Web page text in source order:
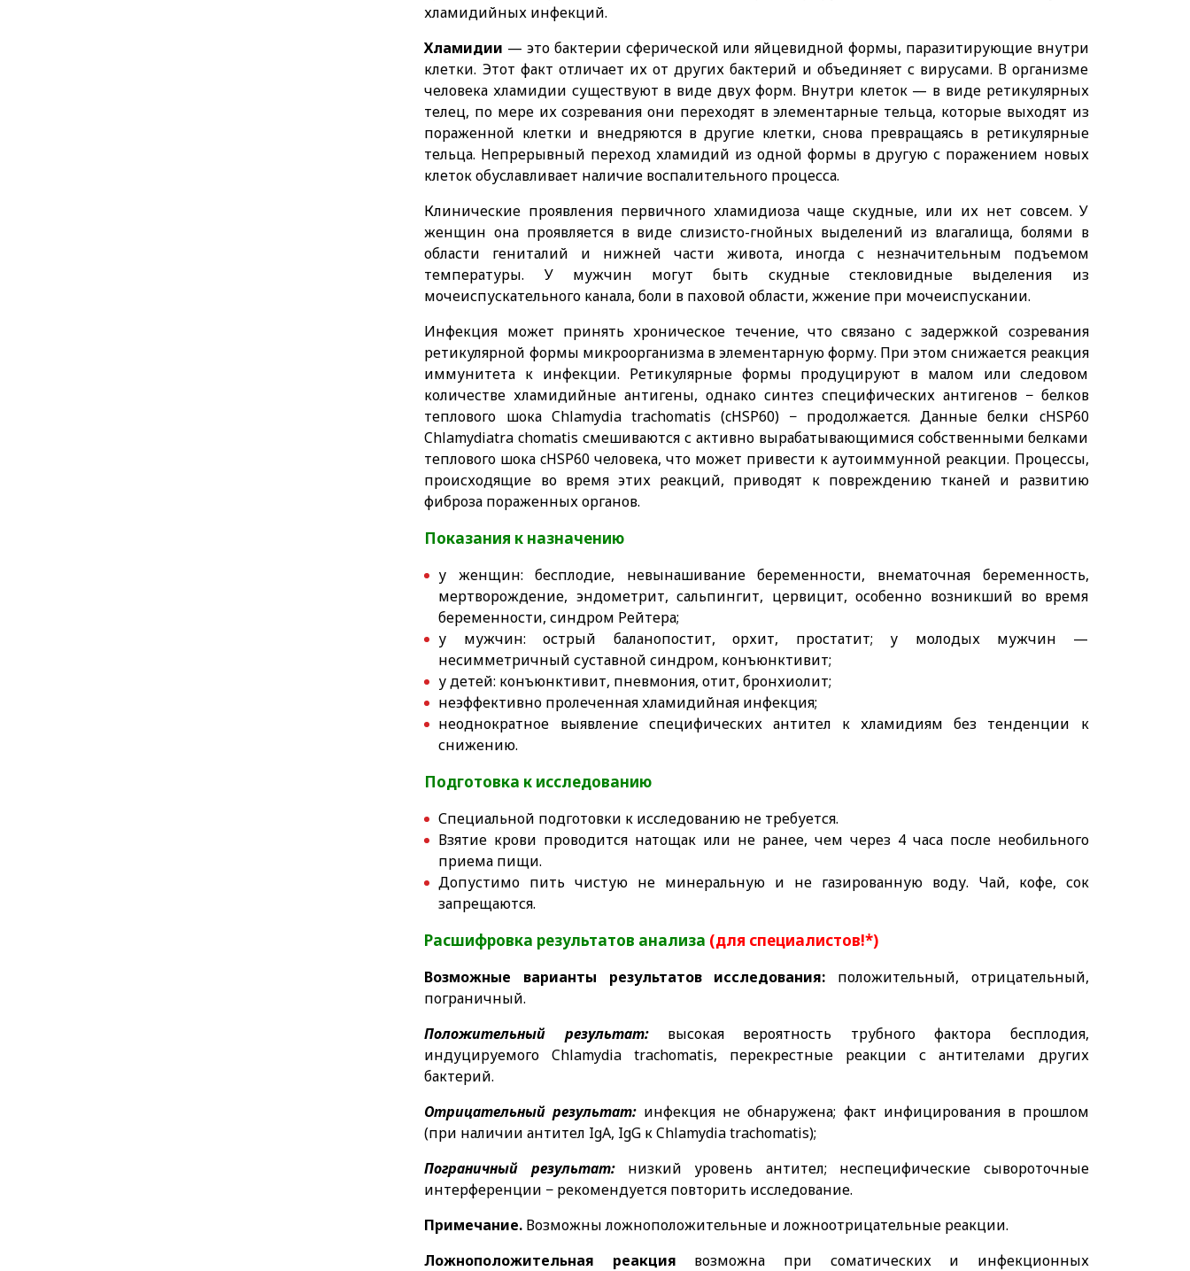
хламидийных инфекций.
Хламидии — это бактерии сферической или яйцевидной формы, паразитирующие внутри
клетки. Этот факт отличает их от других бактерий и объединяет с вирусами. В организме
человека хламидии существуют в виде двух форм. Внутри клеток — в виде ретикулярных
телец, по мере их созревания они переходят в элементарные тельца, которые выходят из
пораженной клетки и внедряются в другие клетки, снова превращаясь в ретикулярные
тельца. Непрерывный переход хламидий из одной формы в другую с поражением новых
клеток обуславливает наличие воспалительного процесса.
Клинические проявления первичного хламидиоза чаще скудные, или их нет совсем. У
женщин она проявляется в виде слизисто-гнойных выделений из влагалища, болями в
области гениталий и нижней части живота, иногда с незначительным подъемом
температуры. У мужчин могут быть скудные стекловидные выделения из
мочеиспускательного канала, боли в паховой области, жжение при мочеиспускании.
Инфекция может принять хроническое течение, что связано с задержкой созревания
ретикулярной формы микроорганизма в элементарную форму. При этом снижается реакция
иммунитета к инфекции. Ретикулярные формы продуцируют в малом или следовом
количестве хламидийные антигены, однако синтез специфических антигенов − белков
теплового шока Chlamydia trachomatis (cHSP60) − продолжается. Данные белки cHSP60
Chlamydiatra chomatis смешиваются с активно вырабатывающимися собственными белками
теплового шока cHSP60 человека, что может привести к аутоиммунной реакции. Процессы,
происходящие во время этих реакций, приводят к повреждению тканей и развитию
фиброза пораженных органов.
Показания к назначению
у женщин: бесплодие, невынашивание беременности, внематочная беременность,
мертворождение, эндометрит, сальпингит, цервицит, особенно возникший во время
беременности, синдром Рейтера;
у мужчин: острый баланопостит, орхит, простатит; у молодых мужчин —
несимметричный суставной синдром, конъюнктивит;
у детей: конъюнктивит, пневмония, отит, бронхиолит;
неэффективно пролеченная хламидийная инфекция;
неоднократное выявление специфических антител к хламидиям без тенденции к
снижению.
Подготовка к исследованию
Специальной подготовки к исследованию не требуется.
Взятие крови проводится натощак или не ранее, чем через 4 часа после необильного
приема пищи.
Допустимо питьчистую не минеральную и не газированную воду. Чай, кофе, сок
запрещаются.
Расшифровка результатов анализа (для специалистов!*)
Возможные варианты результатов исследования:
положительный, отрицательный,
пограничный.
Положительный результат:
высокая вероятность трубного фактора бесплодия,
индуцируемого Chlamydia trachomatis, перекрестные реакции с антителами других
бактерий.
Отрицательный результат: инфекция не обнаружена; факт инфицирования в прошлом
(при наличии антител IgA, IgG к Chlamydia trachomatis);
Пограничный результат:
низкий уровень антител; неспецифические сывороточные
интерференции − рекомендуется повторить исследование.
Примечание. Возможны ложноположительные и ложноотрицательные реакции.
Ложноположительная реакция
возможна при соматических и инфекционных